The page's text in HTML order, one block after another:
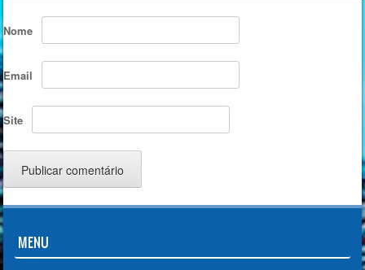
Nome
Email
Site
MENU